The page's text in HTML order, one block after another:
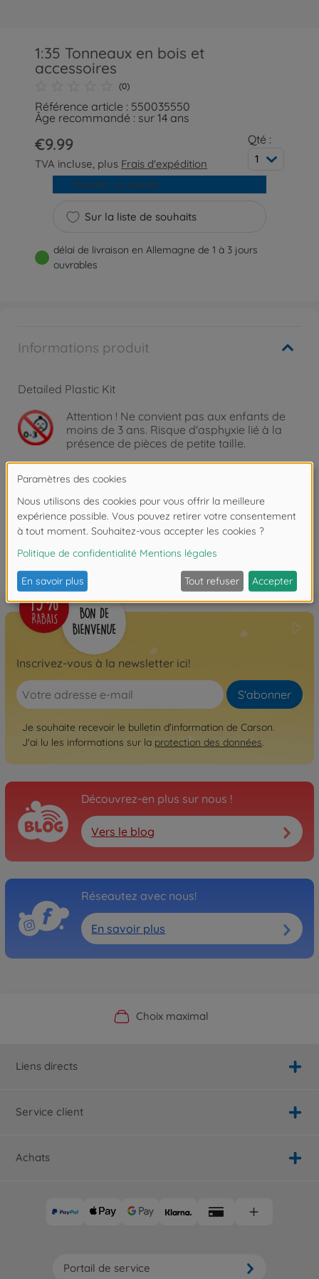
1:35 Tonneaux en bois et
accessoires
(0)
Référence article : 550035550
Âge recommandé : sur 14 ans
€9.99
TVA incluse, plus Frais d'expédition
Qté :
1
Sur la liste de souhaits
Ajouter au panier
délai de livraison en Allemagne de 1 à 3 jours
ouvrables
Informations produit
Detailed Plastic Kit
Attention ! Ne convient pas aux enfants de
moins de 3 ans. Risque d'asphyxie lié à la
présence de pièces de petite taille.
Les avis
FAQ
Inscrivez-vous à la newsletter ici!
S'abonner
Je souhaite recevoir le bulletin d'information de Carson.
J'ai lu les informations sur la protection des données.
Découvrez-en plus sur nous !
Vers le blog
Réseautez avec nous!
En savoir plus
Boutique officielle du fabricant
Choix maximal
Service personnalisé
Livraison rapide
Liens directs
Service client
Achats
Portail de service